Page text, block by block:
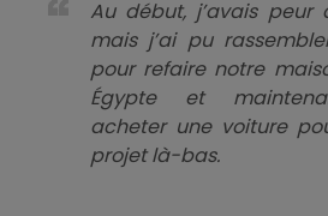
Au début, j’avais peur
mais j’ai pu
pour refaire notre
Égypte et
acheter une voiture
projet là-bas.